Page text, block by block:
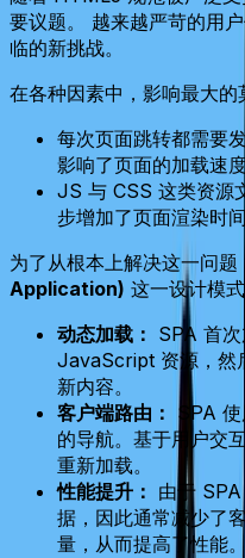
要议题。 越来越严苛的用
临的新挑战。
在各种因素中，影响最大的
每次页面跳转都需要
影响了页面的加载速
JS 与 CSS 这类资源
步增加了页面渲染时间
为了从根本上解决这一问题
Application) 这一设计模
动态加载： SPA 首
JavaScript 资源，然
新内容。
客户端路由： SPA
的导航。基于用户交
重新加载。
性能提升： 由于
据，因此通常减少了
量，从而提高了性能。